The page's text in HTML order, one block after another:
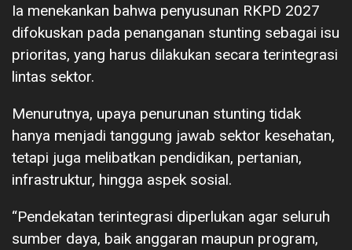
Ia menekankan bahwa penyusunan RKPD 2027
difokuskan pada penanganan stunting sebagai isu
prioritas, yang harus dilakukan secara terintegrasi
lintas sektor.
Menurutnya, upaya penurunan stunting tidak
hanya menjadi tanggung jawab sektor kesehatan,
tetapi juga melibatkan pendidikan, pertanian,
infrastruktur, hingga aspek sosial.
“Pendekatan terintegrasi diperlukan agar seluruh
sumber daya, baik anggaran maupun program,